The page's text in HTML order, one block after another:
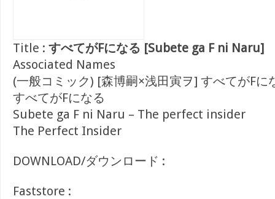
Title : すべてがFになる [Subete ga F ni Naru]
Associated Names
(一般コミック) [森博嗣×浅田寅ヲ] すべてがFに
すべてがFになる
Subete ga F ni Naru – The perfect insider
The Perfect Insider
DOWNLOAD/ダウンロード :
Faststore :